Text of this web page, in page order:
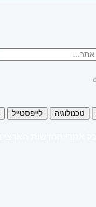
טכנולוגיה לייפסטייל